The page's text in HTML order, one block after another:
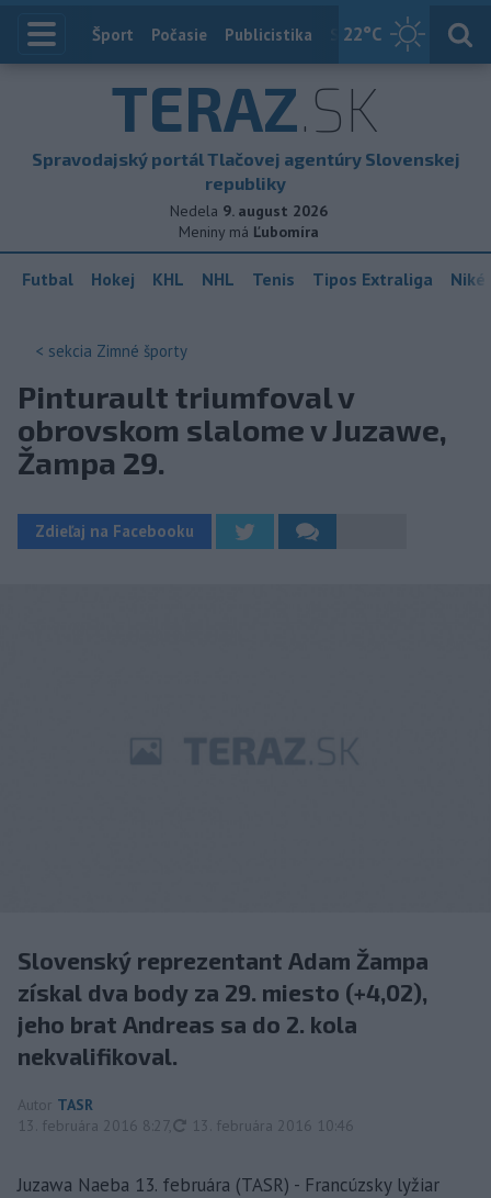
22°C
Index
Šport Počasie Publicistika Slovensko
TERAZ.SK
Spravodajský portál Tlačovej agentúry Slovenskej
republiky
Nedela 9. august 2026
Meniny má Ľubomíra
Futbal Hokej KHL NHL Tenis Tipos Extraliga
< sekcia Zimné športy
Pinturault triumfoval v
obrovskom slalome v Juzawe,
Žampa 29.
Zdieľaj na Facebooku
Slovenský reprezentant Adam Žampa
získal dva body za 29. miesto (+4,02),
jeho brat Andreas sa do 2. kola
nekvalifikoval.
Autor TASR
13. februára 2016 8:27
aktualizované
13. februára 2016 10:46
Juzawa Naeba 13. februára (TASR) - Francúzsky lyžiar